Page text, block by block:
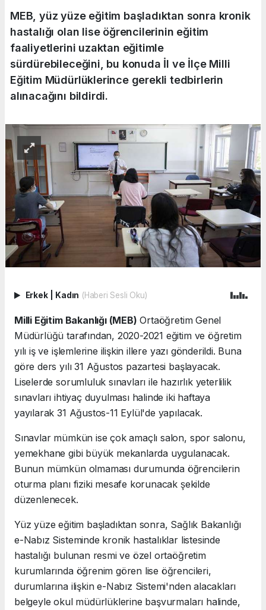
MEB, yüz yüze eğitim başladıktan sonra kronik
hastalığı olan lise öğrencilerinin eğitim
faaliyetlerini uzaktan eğitimle
sürdürebileceğini, bu konuda İl ve İlçe Milli
Eğitim Müdürlüklerince gerekli tedbirlerin
alınacağını bildirdi.
Erkek Kadın (Haberi Sesli Oku)
Milli Eğitim Bakanlığı (MEB) Ortaöğretim Genel
Müdürlüğü tarafından, 2020-2021 eğitim ve öğretim
yılı iş ve işlemlerine ilişkin illere yazı gönderildi. Buna
göre ders yılı 31 Ağustos pazartesi başlayacak.
Liselerde sorumluluk sınavları ile hazırlık yeterlilik
sınavları ihtiyaç duyulması halinde iki haftaya
yayılarak 31 Ağustos-11 Eylül'de yapılacak.
Sınavlar mümkün ise çok amaçlı salon, spor salonu,
yemekhane gibi büyük mekanlarda uygulanacak.
Bunun mümkün olmaması durumunda öğrencilerin
oturma planı fiziki mesafe korunacak şekilde
düzenlenecek.
Yüz yüze eğitim başladıktan sonra, Sağlık Bakanlığı
e-Nabız Sisteminde kronik hastalıklar listesinde
hastalığı bulunan resmi ve özel ortaöğretim
kurumlarında öğrenim gören lise öğrencileri,
durumlarına ilişkin e-Nabız Sistemi'nden alacakları
belgeyle okul müdürlüklerine başvurmaları halinde,